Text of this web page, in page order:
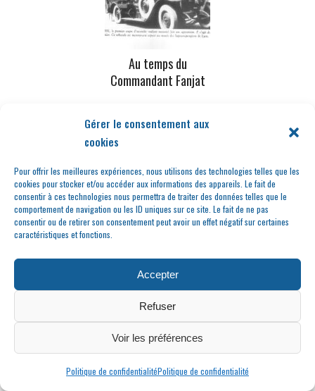
Gérer le consentement aux
cookies
Pour offrir les meilleures expériences, nous utilisons des technologies telles que les
cookies pour stocker et/ou accéder aux informations des appareils. Le fait de
consentir à ces technologies nous permettra de traiter des données telles que le
comportement de navigation ou les ID uniques sur ce site. Le fait de ne pas
consentir ou de retirer son consentement peut avoir un effet négatif sur certaines
caractéristiques et fonctions.
Accepter
Refuser
Voir les préférences
Politique de confidentialitéPolitique de confidentialité
Au temps du
Commandant Fanjat
Joyeuse